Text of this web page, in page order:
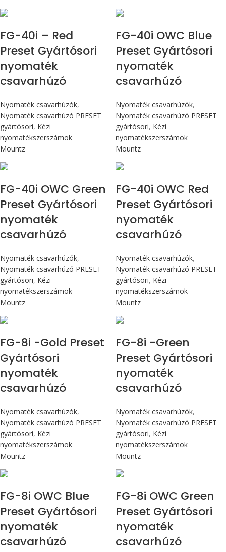
FG-40i – Red
Preset Gyártósori
nyomaték
csavarhúzó
Nyomaték csavarhúzók,
Nyomaték csavarhúzó PRESET
gyártósori, Kézi
nyomatékszerszámok
Mountz
FG-40i OWC Blue
Preset Gyártósori
nyomaték
csavarhúzó
Nyomaték csavarhúzók,
Nyomaték csavarhúzó PRESET
gyártósori, Kézi
nyomatékszerszámok
Mountz
FG-40i OWC Green
Preset Gyártósori
nyomaték
csavarhúzó
Nyomaték csavarhúzók,
Nyomaték csavarhúzó PRESET
gyártósori, Kézi
nyomatékszerszámok
Mountz
FG-40i OWC Red
Preset Gyártósori
nyomaték
csavarhúzó
Nyomaték csavarhúzók,
Nyomaték csavarhúzó PRESET
gyártósori, Kézi
nyomatékszerszámok
Mountz
FG-8i -Gold Preset
Gyártósori
nyomaték
csavarhúzó
Nyomaték csavarhúzók,
Nyomaték csavarhúzó PRESET
gyártósori, Kézi
nyomatékszerszámok
Mountz
FG-8i -Green
Preset Gyártósori
nyomaték
csavarhúzó
Nyomaték csavarhúzók,
Nyomaték csavarhúzó PRESET
gyártósori, Kézi
nyomatékszerszámok
Mountz
FG-8i OWC Blue
Preset Gyártósori
nyomaték
csavarhúzó
FG-8i OWC Green
Preset Gyártósori
nyomaték
csavarhúzó